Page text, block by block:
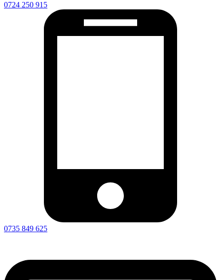
0724 250 915
0735 849 625